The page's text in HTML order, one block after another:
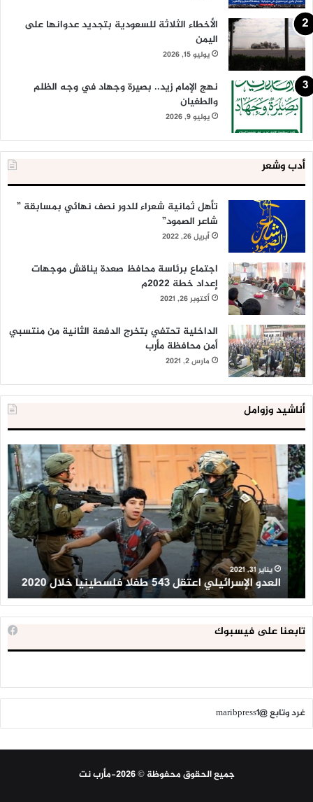
الأخطاء الثلاثة للسعودية بتجديد عدوانها على
اليمن
يوليو 15, 2026
نهج الإمام زيد.. بصيرة وجهاد في وجه الظلم
والطغيان
يوليو 9, 2026
أدب وشعر
تأهل ثمانية شعراء للدور نصف نهائي بمسابقة ”
شاعر الصمود”
أبريل 26, 2022
اجتماع برئاسة محافظ صعدة يناقش موجهات
إعداد خطة 2022م
أكتوبر 26, 2021
الداخلية تحتفي بتخرج الدفعة الثانية من منتسبي
أمن محافظة مأرب
مارس 2, 2021
أناشيد وزوامل
العدو
الإسرائيلي
اعتقل
543
طفلا
فلسطينيا
خلال
2020
يناير 31, 2021
العدو الإسرائيلي اعتقل 543 طفلا فلسطينيا خلال 2020
تابعنا على فيسبوك
غرد وتابع @maribpress1
جميع الحقوق محفوظة © 2026-مأرب نت